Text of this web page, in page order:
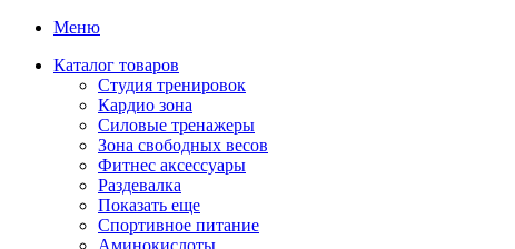
Меню
Каталог товаров
Студия тренировок
Кардио зона
Силовые тренажеры
Зона свободных весов
Фитнес аксессуары
Раздевалка
Показать еще
Спортивное питание
Аминокислоты